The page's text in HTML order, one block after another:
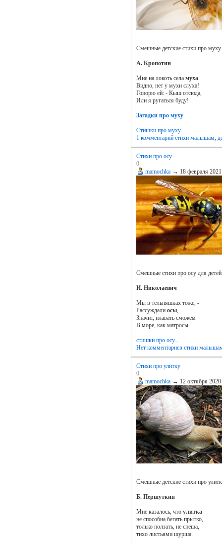
Смешные детские стихи про муху
А. Кропотин
Мне на локоть села муха.
Видно, нет у мухи слуха!
Говорю ей: - Кыш отсюда,
Или я ругаться буду!
Загадки про муху
Cтишки про муху...
1 комментарий стихи малышам,
Стихи про осу
0
mamochka → 18 февраля 2021
Смешные стихи про осу для
И. Николаевич
Мы в тельняшках тоже, -
Рассуждали осы, -
Значит, плавать сможем
В море, как матросы
стишки про осу...
Нет комментариев стихи
Стихи про улитку
0
mamochka → 12 октября 2020
Смешные детские стихи про
Б. Першуткин
Мне казалось, что улитка
не способна бегать прытко,
только ползать, не спеша,
тихо листьями шурша.